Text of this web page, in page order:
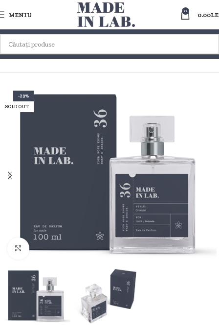
MENIU
0
0.00
Prima pagină PARFUMURI DUPES / CLONE PT. BARBATI ORIENTAL
-29%
SOLD OUT
Faceți clic pentru a mări